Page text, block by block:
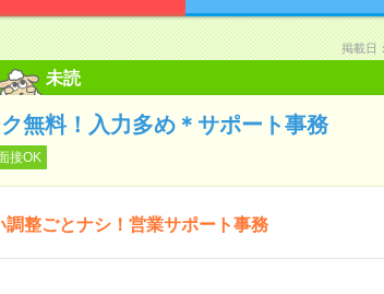
掲載日
未読
無料！入力多め＊サポート事務
接OK
調整ごとナシ！営業サポート事務